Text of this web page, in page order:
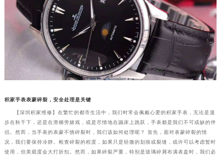
积家手表表蒙碎裂，安全处理是关键
【深圳积家维修】在繁忙的都市生活中，我们时常会佩戴心爱的积家手表，无论是漫
步在秋千下，还是在滑梯旁嬉戏，或是尽情地在蹦床上跳跃，手表都是我们不可或缺的伴
侣。然而，当手表的表蒙不慎碎裂时，我们该如何处理呢？ 首先，面对表蒙碎裂的情
况，我们要保持冷静。检查碎裂的程度，如果只是轻微的划痕或裂缝，或许可以考虑暂时
使用，但美观度会大打折扣。然而，如果碎裂严重，特别是玻璃碎屑布满表盘时，我们必